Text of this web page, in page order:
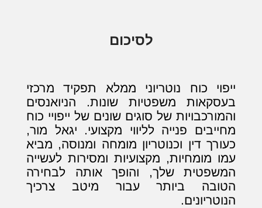
לסיכום
ייפוי כוח נוטריוני ממלא תפקיד מרכזי
בעסקאות משפטיות שונות. הניואנסים
והמורכבויות של סוגים שונים של ייפויי כוח
מחייבים פנייה לליווי מקצועי. יגאל מור,
כעורך דין וכנוטריון מומחה ומנוסה, מביא
עמו מומחיות, מקצועיות ומסירות לעשייה
המשפטית שלך, והופך אותה לבחירה
הטובה ביותר עבור מיטב צרכיך
הנוטריונים.